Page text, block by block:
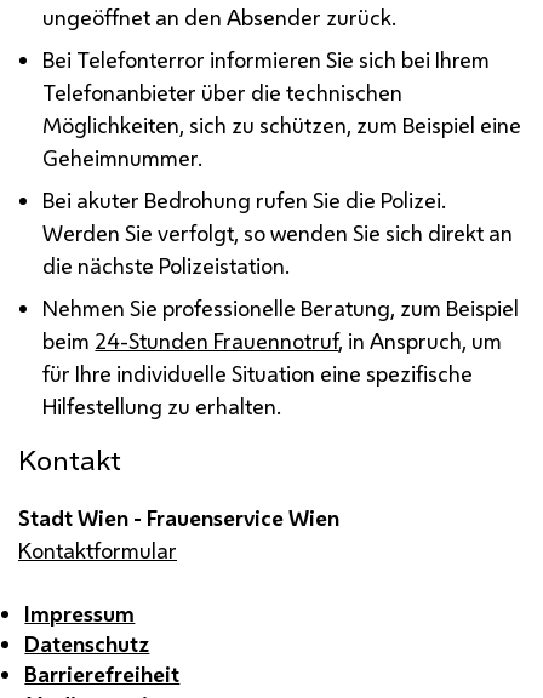
ungeöffnet an den Absender zurück.
Bei Telefonterror informieren Sie sich bei Ihrem
Telefonanbieter über die technischen
Möglichkeiten, sich zu schützen, zum Beispiel eine
Geheimnummer.
Bei akuter Bedrohung rufen Sie die Polizei.
Werden Sie verfolgt, so wenden Sie sich direkt an
die nächste Polizeistation.
Nehmen Sie professionelle Beratung, zum Beispiel
beim 24-Stunden Frauennotruf, in Anspruch, um
für Ihre individuelle Situation eine spezifische
Hilfestellung zu erhalten.
Kontakt
Stadt Wien - Frauenservice Wien
Kontaktformular
Impressum
Datenschutz
Barrierefreiheit